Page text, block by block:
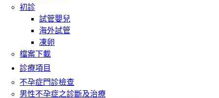
初診
試管嬰兒
海外試管
凍卵
檔案下載
診療項目
不孕症門診檢查
男性不孕症之診斷及治療